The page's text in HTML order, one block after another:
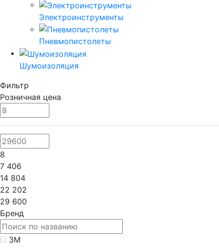
Электроинструменты
Пневмопистолеты
Шумоизоляция
Фильтр
Розничная цена
8
7 406
14 804
22 202
29 600
Бренд
3M